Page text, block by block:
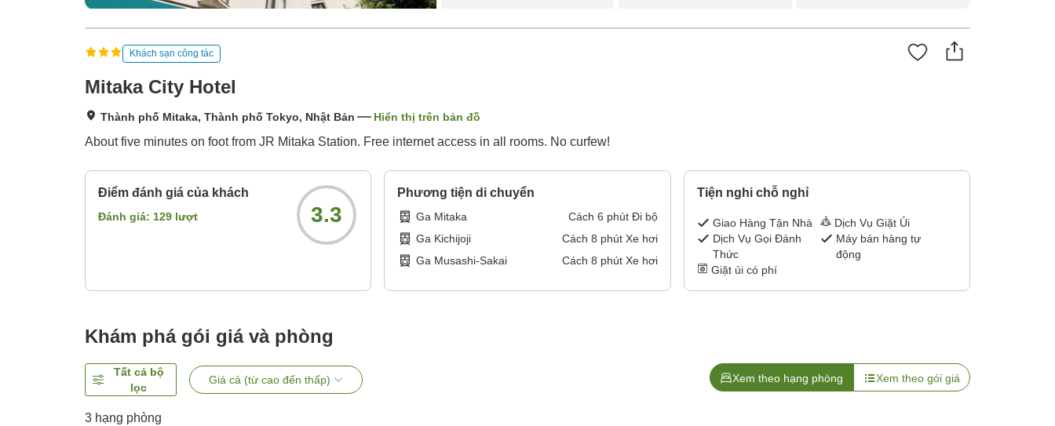
Khách sạn công tác
Mitaka City Hotel
Thành phố Mitaka, Thành phố Tokyo, Nhật Bản Hiển thị trên bản đồ
About five minutes on foot from JR Mitaka Station. Free internet access in all rooms. No curfew!
Điểm đánh giá của khách
Đánh giá: 129 lượt 3.3
Phương tiện di chuyển
Ga Mitaka Cách 6 phút Đi bộ
Ga Kichijoji
Cách 8 phút Xe hơi
Ga Musashi-Sakai
Cách 8 phút Xe hơi
Tiện nghi chỗ nghỉ
Giao Hàng Tận Nhà
Dịch Vụ Giặt Ủi
Dịch Vụ Gọi Đánh
Thức
Máy bán hàng tự
động
Giặt ủi có phí
Khám phá gói giá và phòng
Tất cả bộ
lọc
Giá cả (từ cao đến thấp) Xem theo hạng phòng Xem theo gói giá
3 hạng phòng